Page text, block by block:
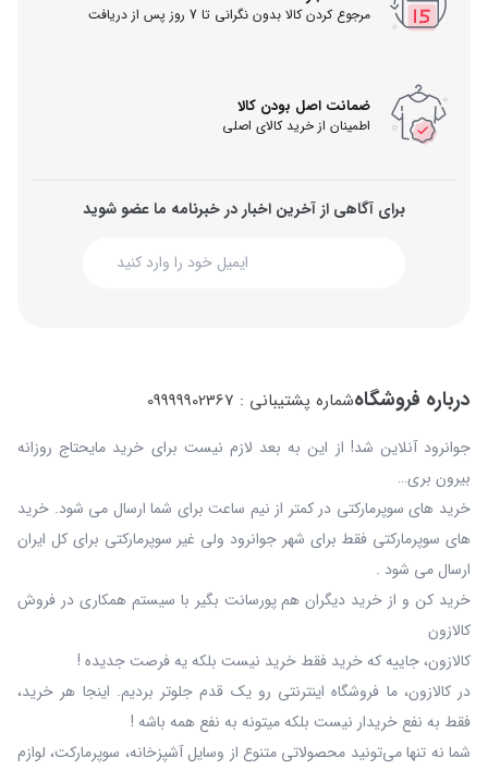
مرجوع کردن کالا بدون نگرانی تا 7 روز پس از دریافت
ضمانت اصل بودن کالا
اطمینان از خرید کالای اصلی
برای آگاهی از آخرین اخبار در خبرنامه ما عضو شوید
درباره فروشگاهشماره پشتیبانی : 09999902367
جوانرود آنلاین شد! از این به بعد لازم نیست برای خرید مایحتاج روزانه
بیرون بری…
خرید های سوپرمارکتی در کمتر از نیم ساعت برای شما ارسال می شود. خرید
های سوپرمارکتی فقط برای شهر جوانرود ولی غیر سوپرمارکتی برای کل ایران
ارسال می شود .
خرید کن و از خرید دیگران هم پورسانت بگیر با سیستم همکاری در فروش
کالازون
کالازون، جاییه که خرید فقط خرید نیست بلکه یه فرصت جدیده !
در کالازون، ما فروشگاه اینترنتی رو یک قدم جلوتر بردیم. اینجا هر خرید،
فقط به نفع خریدار نیست بلکه میتونه به نفع همه باشه !
شما نه‌ تنها می‌تونید محصولاتی متنوع از وسایل آشپزخانه، سوپرمارکت، لوازم